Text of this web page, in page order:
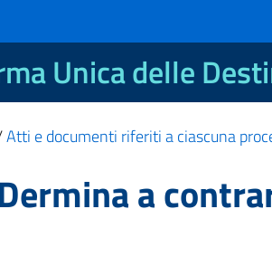
Unica delle
Atti e documenti riferiti a ciascuna
a